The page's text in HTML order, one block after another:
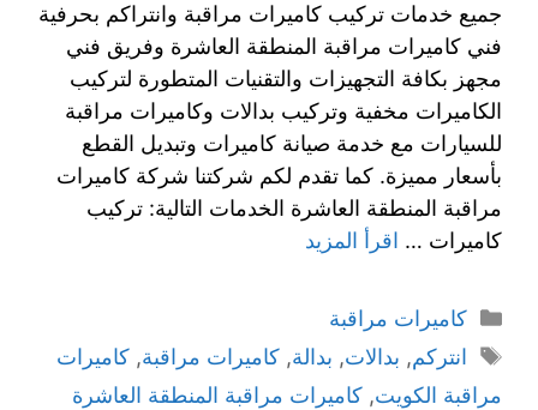
جميع خدمات تركيب كاميرات مراقبة وانتراكم بحرفية
فني كاميرات مراقبة المنطقة العاشرة وفريق فني
مجهز بكافة التجهيزات والتقنيات المتطورة لتركيب
الكاميرات مخفية وتركيب بدالات وكاميرات مراقبة
للسيارات مع خدمة صيانة كاميرات وتبديل القطع
بأسعار مميزة. كما تقدم لكم شركتنا شركة كاميرات
مراقبة المنطقة العاشرة الخدمات التالية: تركيب
كاميرات … اقرأ المزيد
كاميرات مراقبة
انتركم, بدالات, بدالة, كاميرات مراقبة, كاميرات
مراقبة الكويت, كاميرات مراقبة المنطقة العاشرة